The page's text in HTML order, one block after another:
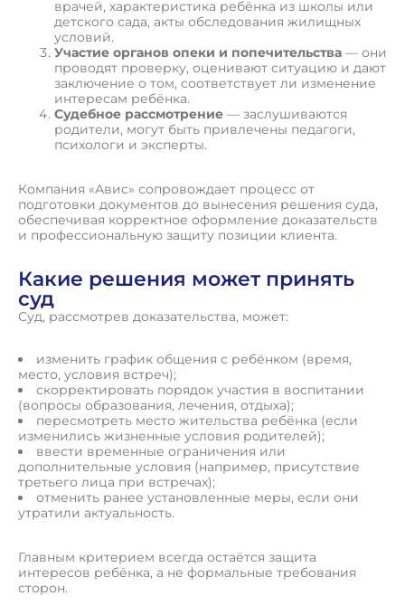
врачей, характеристика ребёнка из школы или
детского сада, акты обследования жилищных
условий.
Участие органов опеки и попечительства — они
проводят проверку, оценивают ситуацию и дают
заключение о том, соответствует ли изменение
интересам ребёнка.
Судебное рассмотрение — заслушиваются
родители, могут быть привлечены педагоги,
психологи и эксперты.
Компания «Авис» сопровождает процесс от
подготовки документов до вынесения решения суда,
обеспечивая корректное оформление доказательств
и профессиональную защиту позиции клиента.
Какие решения может принять
суд
Суд, рассмотрев доказательства, может:
изменить график общения с ребёнком (время,
место, условия встреч);
скорректировать порядок участия в воспитании
(вопросы образования, лечения, отдыха);
пересмотреть место жительства ребёнка (если
изменились жизненные условия родителей);
ввести временные ограничения или
дополнительные условия (например, присутствие
третьего лица при встречах);
отменить ранее установленные меры, если они
утратили актуальность.
Главным критерием всегда остаётся защита
интересов ребёнка, а не формальные требования
сторон.